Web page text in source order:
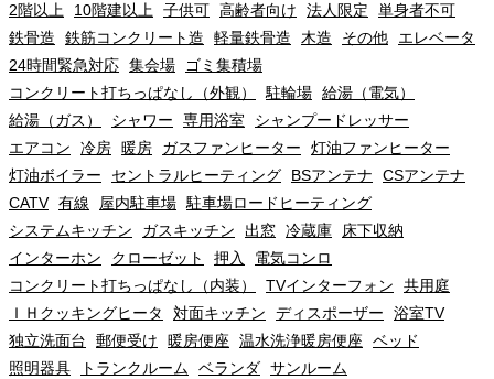
2階以上
10階建以上 子供可 高齢者向け 法人限定
単身者不可
鉄骨造
鉄筋コンクリート造 軽量鉄骨造 木造 その他
エレベータ
24時間緊急対応 集会場
ゴミ集積場
コンクリート打ちっぱなし（外観）
駐輪場 給湯（電気）
給湯（ガス）
シャワー 専用浴室
シャンプードレッサー
エアコン
冷房 暖房 ガスファンヒーター
灯油ファンヒーター
灯油ボイラー
セントラルヒーティング BSアンテナ
CSアンテナ
CATV 有線 屋内駐車場 駐車場ロードヒーティング
システムキッチン
ガスキッチン 出窓 冷蔵庫
床下収納
インターホン
クローゼット 押入
電気コンロ
コンクリート打ちっぱなし（内装）
TVインターフォン
共用庭
ＩＨクッキングヒータ
対面キッチン ディスポーザー
浴室TV
独立洗面台
郵便受け 暖房便座 温水洗浄暖房便座
ベッド
照明器具
トランクルーム ベランダ サンルーム